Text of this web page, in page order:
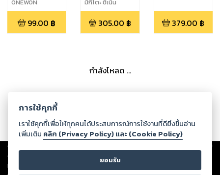
ONEWON
99.00 ฿
ตัว
มิกิโตะ ชิเน็น
305.00 ฿ 379.00 ฿
กำลังโหลด ...
Copyright ©
ต่อผลงานหรือเนื้อหาใดที่อัปโหลดผ่านเว็บไซต์และปรากฏว่าละเมิดสิทธิใน
ทรัพย์สินทางปัญญาของบุคคลอื่นหรือขัดต่อกฎหมายและศีลธรรม ดังนั้น ผู้อ่าน
การใช้คุกกี้
เราใช้คุกกี้เพื่อให้ทุกคนได้ประสบการณ์การใช้งานที่ดียิ่งขึ้นอ่าน
เพิ่มเติม คลิก (Privacy Policy) และ (Cookie Policy)
ยอมรับ